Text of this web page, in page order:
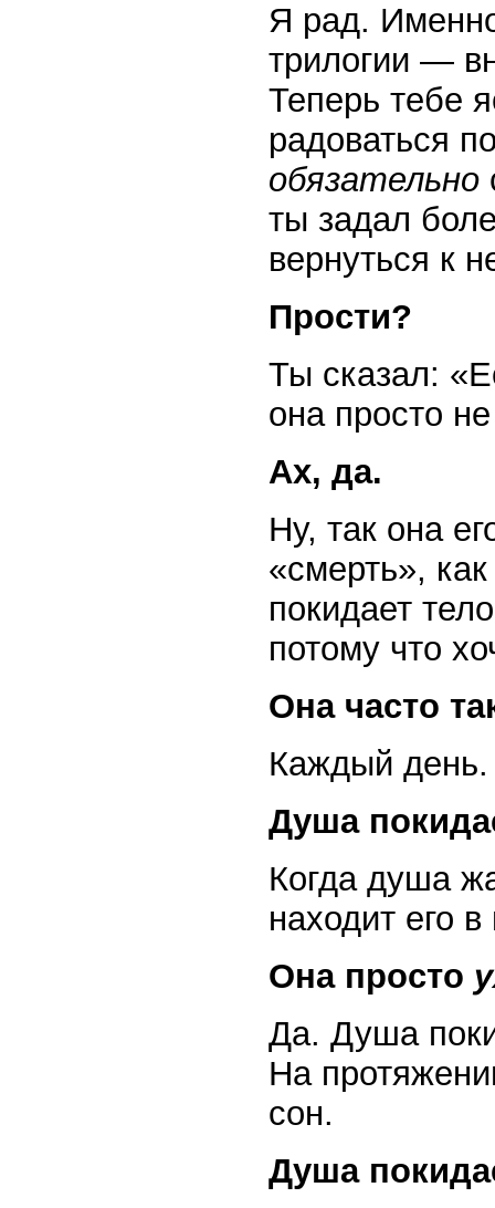
Я рад.
трилогии —
Теперь тебе
радоваться
обязательно
ты задал
вернуться к
Прости?
Ты сказал:
она просто
Ах, да.
Ну, так она
«смерть»,
покидает
потому что
Она часто
Каждый день.
Душа
Когда душа
находит его
Она просто
Да. Душа
На
сон.
Душа